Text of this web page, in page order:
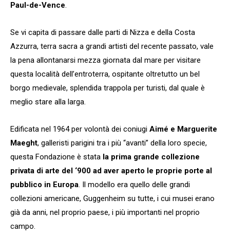
Paul-de-Vence.
Se vi capita di passare dalle parti di Nizza e della Costa
Azzurra, terra sacra a grandi artisti del recente passato, vale
la pena allontanarsi mezza giornata dal mare per visitare
questa località dell’entroterra, ospitante oltretutto un bel
borgo medievale, splendida trappola per turisti, dal quale è
meglio stare alla larga.
Edificata nel 1964 per volontà dei coniugi Aimé e Marguerite
Maeght, galleristi parigini tra i più “avanti” della loro specie,
questa Fondazione è stata la prima grande collezione
privata di arte del ‘900 ad aver aperto le proprie porte al
pubblico in Europa. Il modello era quello delle grandi
collezioni americane, Guggenheim su tutte, i cui musei erano
già da anni, nel proprio paese, i più importanti nel proprio
campo.